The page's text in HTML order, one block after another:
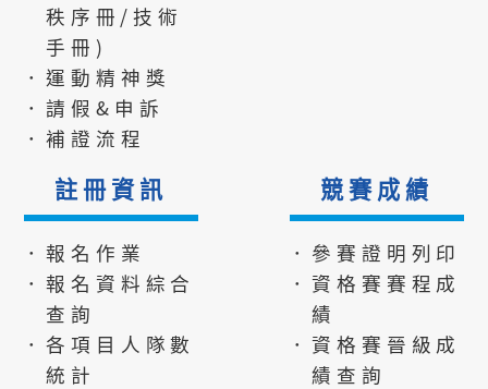
秩序冊/技術
手冊)
．運動精神獎
．請假&申訴
．補證流程
註冊資訊
．報名作業
．報名資料綜合
查詢
．各項目人隊數
統計
競賽成績
．參賽證明列印
．資格賽賽程成
績
．資格賽晉級成
績查詢